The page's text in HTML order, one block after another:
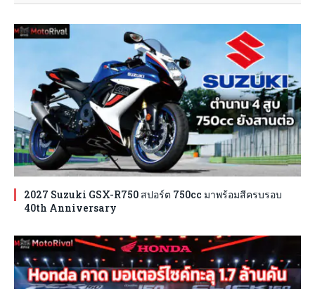
2027 Suzuki GSX-R750 สปอร์ต 750cc มาพร้อมสีครบรอบ
40th Anniversary